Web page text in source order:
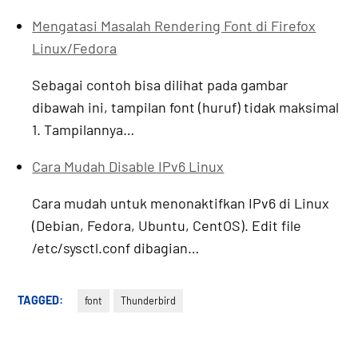
Mengatasi Masalah Rendering Font di Firefox
Linux/Fedora
Sebagai contoh bisa dilihat pada gambar
dibawah ini, tampilan font (huruf) tidak maksimal
1. Tampilannya…
Cara Mudah Disable IPv6 Linux
Cara mudah untuk menonaktifkan IPv6 di Linux
(Debian, Fedora, Ubuntu, CentOS). Edit file
/etc/sysctl.conf dibagian…
TAGGED: font Thunderbird